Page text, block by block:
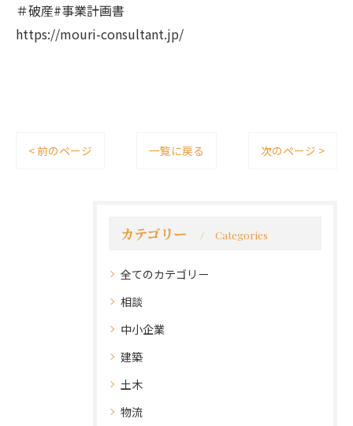
＃破産#事業計画書
https://mouri-consultant.jp/
< 前のページ 一覧に戻る 次のページ >
カテゴリー Categories
全てのカテゴリー
相談
中小企業
建築
土木
物流